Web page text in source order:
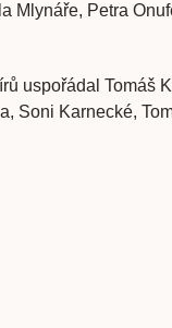
Mlynáře, Petra
uspořádal Tomáš
Soni Karnecké,